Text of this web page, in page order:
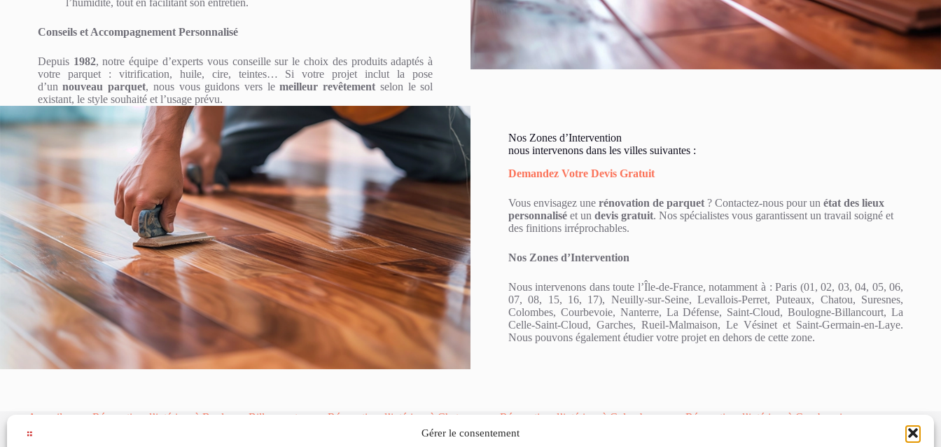
Gérer le consentement
l’humidité, tout en facilitant son entretien.
Conseils et Accompagnement Personnalisé
Depuis 1982, notre équipe d’experts vous conseille sur le choix des produits adaptés à
votre parquet : vitrification, huile, cire, teintes… Si votre projet inclut la pose
d’unnouveau parquet, nous vous guidons vers lemeilleur revêtement selon le sol
existant, le style souhaité et l’usage prévu.
Nos Zones d’Intervention
nous intervenons dans les villes suivantes :
Demandez Votre Devis Gratuit
Vous envisagez une rénovation de parquet? Contactez-nous pour un état des lieux
personnaliséet un devis gratuit. Nos spécialistes vous garantissent un travail soigné et
des finitions irréprochables.
Nos Zones d’Intervention
Nous intervenons dans toute l’Île-de-France, notamment à : Paris (01, 02, 03, 04, 05, 06,
07, 08, 15, 16, 17), Neuilly-sur-Seine, Levallois-Perret, Puteaux, Chatou, Suresnes,
Colombes, Courbevoie, Nanterre, La Défense, Saint-Cloud, Boulogne-Billancourt, La
Celle-Saint-Cloud, Garches, Rueil-Malmaison, Le Vésinet et Saint-Germain-en-Laye.
Nous pouvons également étudier votre projet en dehors de cette zone.
Accueil Rénovation d’intérieur à Boulogne Billancourt Rénovation d’intérieur à Chatou Rénovation d’intérieur à Colombes
Rénovation d’intérieur à Courbevoie
Rénovation d’intérieur à Garches
Rénovation d’intérieur à La Celle Saint Cloud